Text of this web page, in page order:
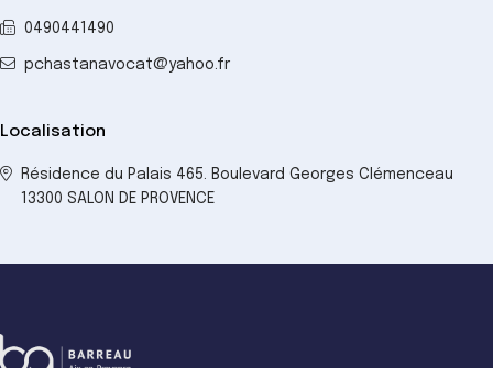
0490441490
pchastanavocat@yahoo.fr
Localisation
Résidence du Palais 465. Boulevard Georges Clémenceau
13300 SALON DE PROVENCE